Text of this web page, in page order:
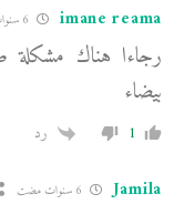
imane reama
رجاءا هناك مشكلة
بيضاء
1 رد
Jamila